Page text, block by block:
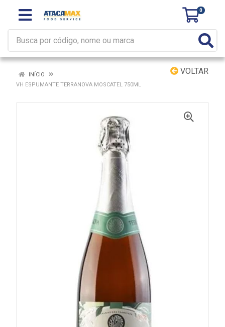
0
VOLTAR
INÍCIO
VH ESPUMANTE TERRANOVA MOSCATEL 750ML